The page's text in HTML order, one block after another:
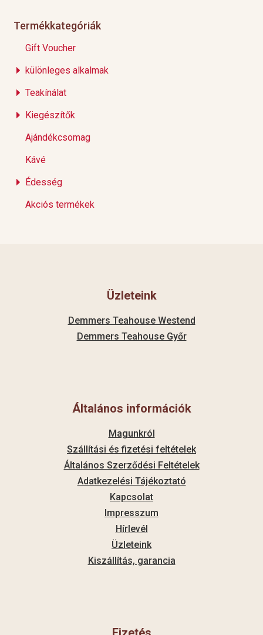
Termékkategóriák
Gift Voucher
különleges alkalmak
Teakínálat
Kiegészítők
Ajándékcsomag
Kávé
Édesség
Akciós termékek
Üzleteink
Demmers Teahouse Westend
Demmers Teahouse Győr
Általános információk
Magunkról
Szállítási és fizetési feltételek
Általános Szerződési Feltételek
Adatkezelési Tájékoztató
Kapcsolat
Impresszum
Hírlevél
Üzleteink
Kiszállítás, garancia